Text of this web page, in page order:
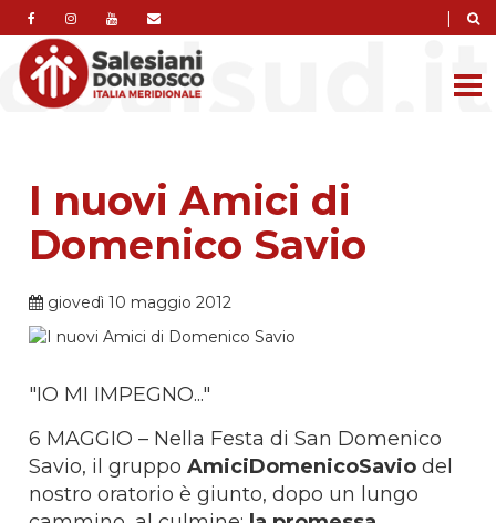
|
I nuovi Amici di
Domenico Savio
giovedì 10 maggio 2012
"IO MI IMPEGNO..."
6 MAGGIO – Nella Festa di San Domenico
Savio, il gruppoAmiciDomenicoSavio del
nostro oratorio è giunto, dopo un lungo